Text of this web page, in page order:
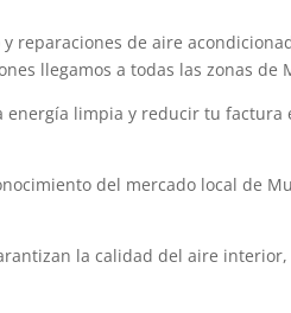
de aire
llegamos a todas las zonas de
limpia y reducir tu
del mercado local de
la calidad del aire